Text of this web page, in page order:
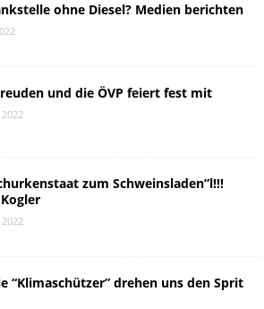
ohne Diesel? Medien berichten
und die ÖVP feiert fest mit
zum Schweinsladen”l!!!
“Klimaschützer” drehen uns den Sprit